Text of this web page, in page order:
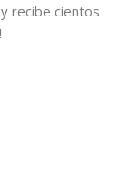
recibe cientos